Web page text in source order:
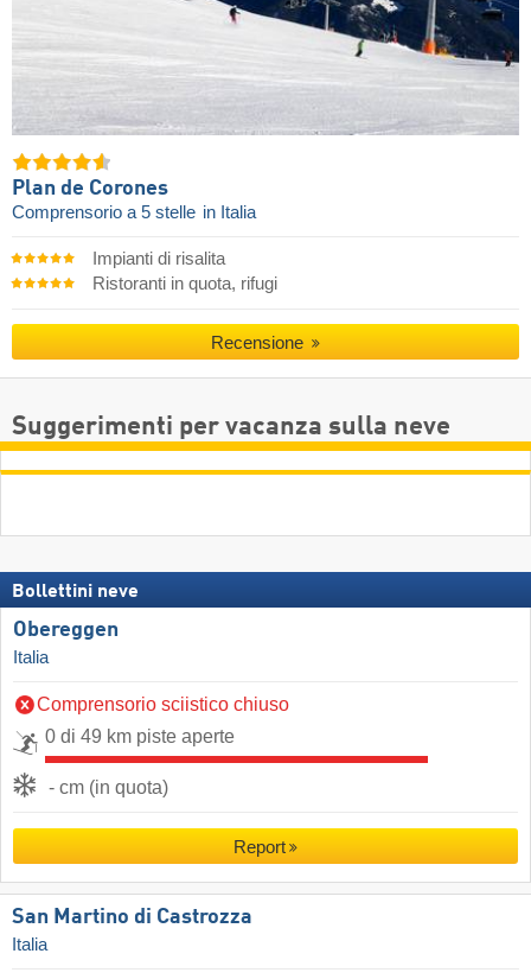
Plan de Corones
Comprensorio a 5 stelle in Italia
Impianti di risalita
Ristoranti in quota, rifugi
Recensione
Suggerimenti per vacanza sulla neve
Bollettini neve
Obereggen
Italia
Comprensorio sciistico chiuso
0 di 49 km piste aperte
- cm (in quota)
Report
San Martino di Castrozza
Italia